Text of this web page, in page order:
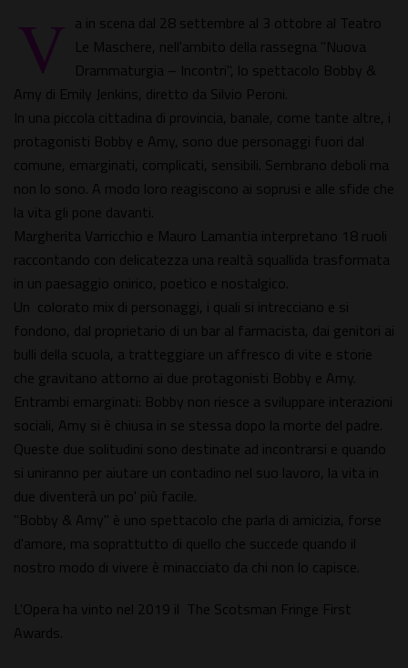
V a in scena dal 28 settembre al 3 ottobre al Teatro
Le Maschere, nell'ambito della rassegna "Nuova
Drammaturgia – Incontri", lo spettacolo Bobby &
Amy di Emily Jenkins, diretto da Silvio Peroni.
In una piccola cittadina di provincia, banale, come tante altre, i
protagonisti Bobby e Amy, sono due personaggi fuori dal
comune, emarginati, complicati, sensibili. Sembrano deboli ma
non lo sono. A modo loro reagiscono ai soprusi e alle sfide che
la vita gli pone davanti.
Margherita Varricchio e Mauro Lamantia interpretano 18 ruoli
raccontando con delicatezza una realtà squallida trasformata
in un paesaggio onirico, poetico e nostalgico.
Un colorato mix di personaggi, i quali si intrecciano e si
fondono, dal proprietario di un bar al farmacista, dai genitori ai
bulli della scuola, a tratteggiare un affresco di vite e storie
che gravitano attorno ai due protagonisti Bobby e Amy.
Entrambi emarginati: Bobby non riesce a sviluppare interazioni
sociali, Amy si è chiusa in se stessa dopo la morte del padre.
Queste due solitudini sono destinate ad incontrarsi e quando
si uniranno per aiutare un contadino nel suo lavoro, la vita in
due diventerà un po' più facile.
"Bobby & Amy" è uno spettacolo che parla di amicizia, forse
d'amore, ma soprattutto di quello che succede quando il
nostro modo di vivere è minacciato da chi non lo capisce.
L'Opera ha vinto nel 2019 il The Scotsman Fringe First
Awards.